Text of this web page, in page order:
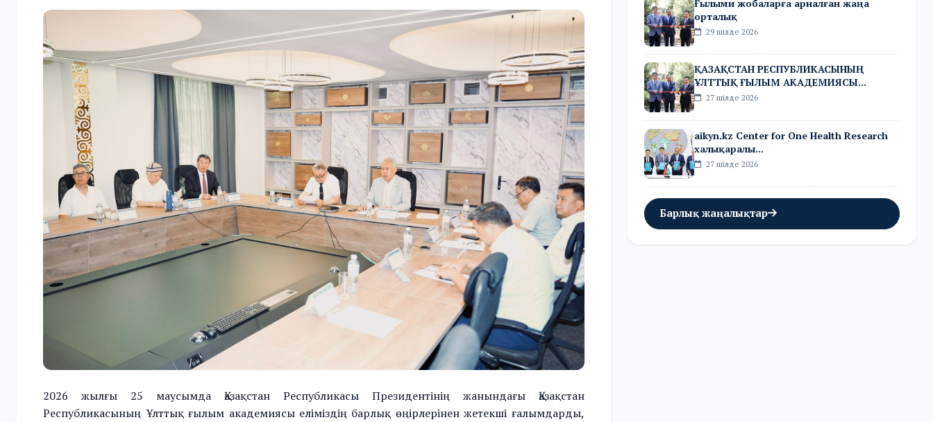
2026 жылғы 25 маусымда Қазақстан Республикасы Президентінің жанындағы Қазақстан
Республикасының Ұлттық ғылым академиясы еліміздің барлық өңірлерінен жетекші ғалымдарды,
Ғылыми жобаларға арналған жаңа
орталық
29 шілде 2026
ҚАЗАҚСТАН РЕСПУБЛИКАСЫНЫҢ
ҰЛТТЫҚ ҒЫЛЫМ АКАДЕМИЯСЫ...
27 шілде 2026
aikyn.kz Center for One Health Research
халықаралы...
27 шілде 2026
Барлық жаңалықтар